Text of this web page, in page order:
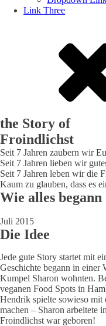
Link Three
the Story of
Froindlichst
Seit 7 Jahren zaubern wir
Seit 7 Jahren lieben wir
Seit 7 Jahren leben wir die
Kaum zu glauben, dass es
Wie alles begann
Juli 2015
Die Idee
Jede gute Story startet mit
Geschichte begann in
Kumpel Sharon wohnten.
veganen Food Spots in
Hendrik spielte sowieso mit
machen – Sharon arbeitete
Froindlichst war geboren!